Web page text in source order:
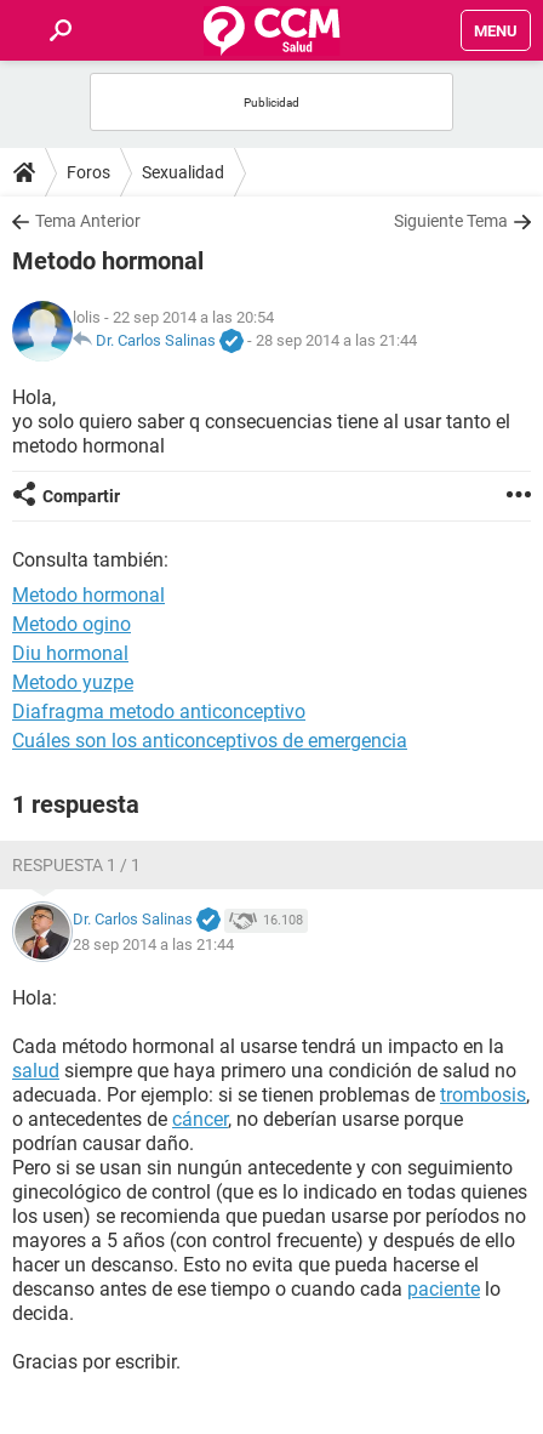
MENU
FOROS
SALUD
NUTRICIÓN
BIENESTAR
Foros Sexualidad
Tema Anterior Siguiente Tema
Metodo hormonal
lolis - 22 sep 2014 a las 20:54
Dr. Carlos Salinas
- 28 sep 2014 a las 21:44
Hola,
yo solo quiero saber q consecuencias tiene al usar tanto el
metodo hormonal
Compartir
Consulta también:
Metodo hormonal
Metodo ogino
Diu hormonal
Metodo yuzpe
Diafragma metodo anticonceptivo
Cuáles son los anticonceptivos de emergencia
1 respuesta
RESPUESTA 1 / 1
Dr. Carlos Salinas 16.108
28 sep 2014 a las 21:44
Hola:
Cada método hormonal al usarse tendrá un impacto en la
salud siempre que haya primero una condición de salud no
adecuada. Por ejemplo: si se tienen problemas de trombosis,
o antecedentes de cáncer, no deberían usarse porque
podrían causar daño.
Pero si se usan sin nungún antecedente y con seguimiento
ginecológico de control (que es lo indicado en todas quienes
los usen) se recomienda que puedan usarse por períodos no
mayores a 5 años (con control frecuente) y después de ello
hacer un descanso. Esto no evita que pueda hacerse el
descanso antes de ese tiempo o cuando cada paciente lo
decida.
Gracias por escribir.